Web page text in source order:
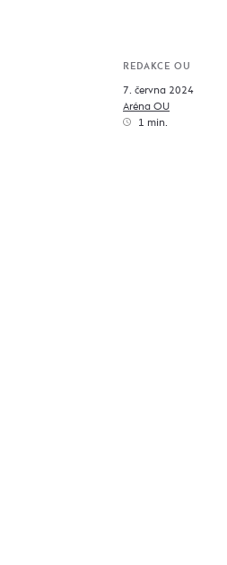
REDAKCE OU
7. června 2024
Aréna OU
1 min.